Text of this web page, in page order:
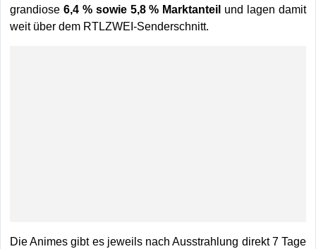
grandiose 6,4 % sowie 5,8 % Marktanteil und lagen damit
weit über dem RTLZWEI-Senderschnitt.
Die Animes gibt es jeweils nach Ausstrahlung direkt 7 Tage